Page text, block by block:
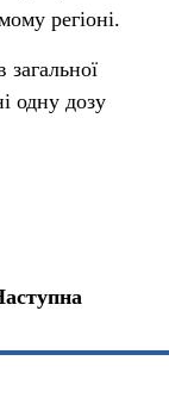
регіоні.
загальної
одну дозу